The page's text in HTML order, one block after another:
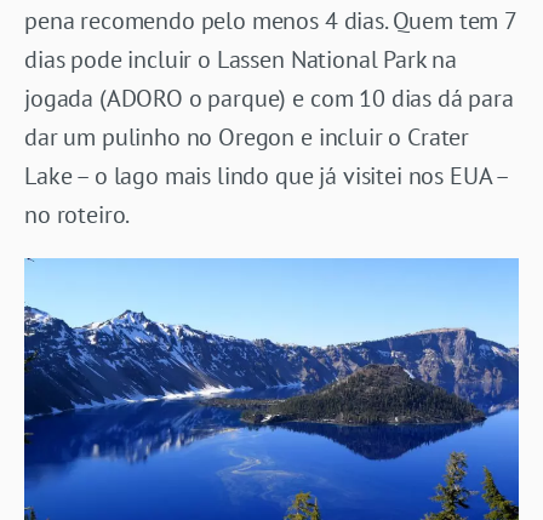
pena recomendo pelo menos 4 dias. Quem tem 7
dias pode incluir o Lassen National Park na
jogada (ADORO o parque) e com 10 dias dá para
dar um pulinho no Oregon e incluir o Crater
Lake – o lago mais lindo que já visitei nos EUA –
no roteiro.